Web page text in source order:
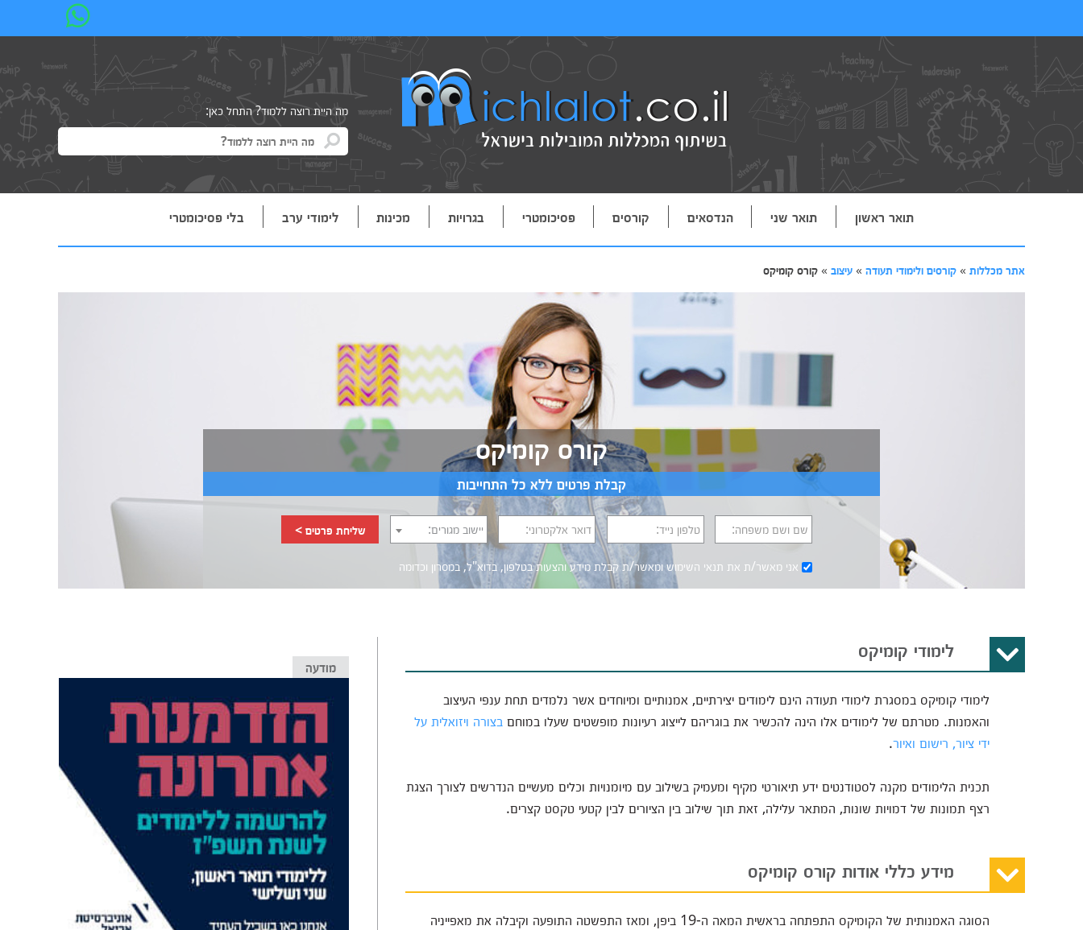
מה היית רוצה ללמוד? התחל כאן:
תואר ראשון תואר שני הנדסאים קורסים פסיכומטרי בגרויות מכינות לימודי ערב בלי פסיכומטרי
אתר מכללות » קורסים ולימודי תעודה » עיצוב » קורס קומיקס
קורס קומיקס
קבלת פרטים ללא כל התחייבות
שם ושם משפחה: טלפון נייד: דואר אלקטרוני: יישוב מגורים: שליחת פרטים >
אני מאשר/ת את תנאי השימושומאשר/ת קבלת מידע והצעות בטלפון, בדוא"ל, במסרון וכדומה‎‎
לימודי קומיקס
לימודי קומיקס במסגרת לימודי תעודה הינם לימודים יצירתיים, אמנותיים ומיוחדים אשר נלמדים תחת ענפי העיצוב
והאמנות. מטרתם של לימודים אלו הינה להכשיר את בוגריהם לייצוג רעיונות מופשטים שעלו במוחם בצורה ויזואלית על
ידי ציור, רישום ואיור.
תכנית הלימודים מקנה לסטודנטים ידע תיאורטי מקיף ומעמיק בשילוב עם מיומנויות וכלים מעשיים הנדרשים לצורך הצגת
רצף תמונות של דמויות שונות, המתאר עלילה, זאת תוך שילוב בין הציורים לבין קטעי טקסט קצרים.
מידע כללי אודות קורס קומיקס
הסוגה האמנותית של הקומיקס התפתחה בראשית המאה ה-19 ביפן, ומאז התפשטה התופעה וקיבלה את מאפייניה
מודעה